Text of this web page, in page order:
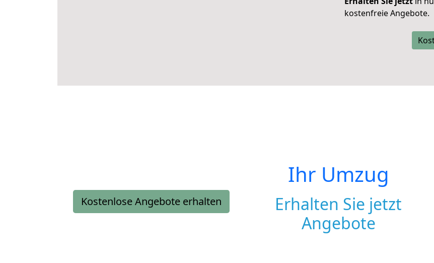
kostenfreie Angebote.
Kostenlose Angebote erhalten
Ihr Umzug
Erhalten Sie jetzt
Angebote